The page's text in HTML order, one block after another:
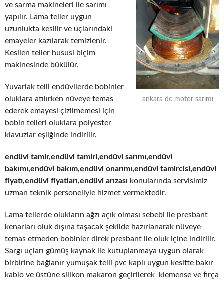
ankara dc motor sarımı
ve sarma makineleri ile sarımı
yapılır. Lama teller uygun
uzunlukta kesilir ve uçlarındaki
emayeler kazılarak temizlenir.
Kesilen teller hususi biçim
makinesinde bükülür.
Yuvarlak telli endüvilerde bobinler
oluklara atılırken nüveye temas
ederek emayesi çizilmemesi için
bobin telleri oluklara polyester
klavuzlar eşliğinde indirilir.
endüvi tamir,endüvi tamiri,endüvi sarımı,endüvi
bakımı,endüvi bakım,endüvi onarımı,endüvi tamircisi,endüvi
fiyatı,endüvi fiyatları,endüvi arızası konularında servisimiz
uzman teknik personeliyle hizmet vermektedir.
Lama tellerde olukların ağzı açık olması sebebi ile presbant
kenarları oluk dışına taşacak şekilde hazırlanarak nüveye
temas etmeden bobinler direk presbant ile oluk içine indirilir.
Sargı uçları gümüş kaynak ile kutuplanmaya uygun olarak
birbirine bağlanır yumuşak telli pvc kaplı uygun kesitte bakır
kablo ve üstüne silikon makaron geçirilerek klemense ve fırça